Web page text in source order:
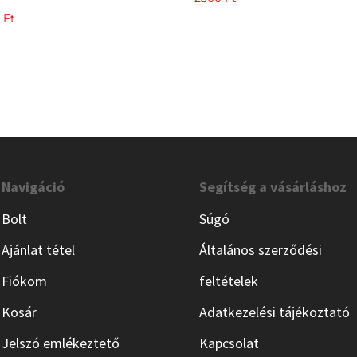
Ft
Navigáció
Bolt
Ajánlat tétel
Fiókom
Kosár
Jelszó emlékeztető
Segítség a vásárláshoz
Súgó
Általános szerződési
feltételek
Adatkezelési tájékoztató
Kapcsolat